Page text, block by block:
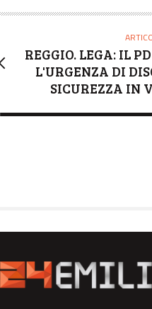
R
REGGIO. LEGA: IL
L'URGENZA DI
SICUREZZA IN